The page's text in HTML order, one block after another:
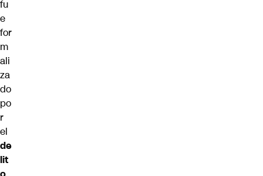
fu
e
for
m
ali
za
do
po
r
el
de
lit